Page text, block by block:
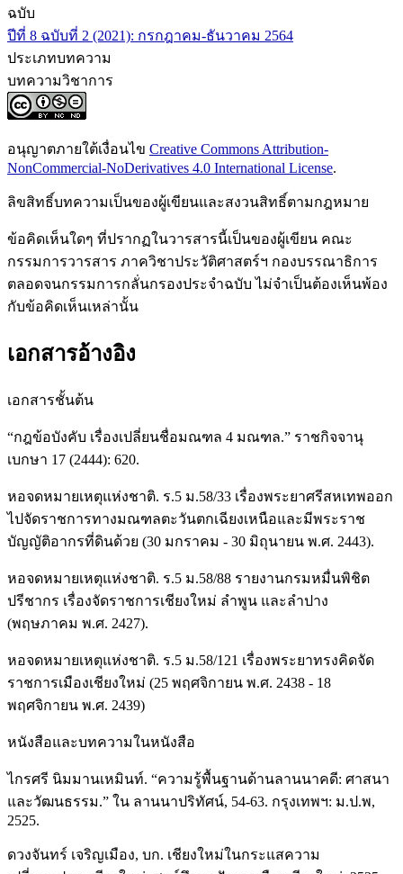
ฉบับ
ปีที่ 8 ฉบับที่ 2 (2021): กรกฎาคม-ธันวาคม 2564
ประเภทบทความ
บทความวิชาการ
อนุญาตภายใต้เงื่อนไข Creative Commons Attribution-
NonCommercial-NoDerivatives 4.0 International License.
ลิขสิทธิ์บทความเป็นของผู้เขียนและสงวนสิทธิ์ตามกฎหมาย
ข้อคิดเห็นใดๆ ที่ปรากฏในวารสารนี้เป็นของผู้เขียน คณะ
กรรมการวารสาร ภาควิชาประวัติศาสตร์ฯ กองบรรณาธิการ
ตลอดจนกรรมการกลั่นกรองประจำฉบับ ไม่จำเป็นต้องเห็นพ้อง
กับข้อคิดเห็นเหล่านั้น
เอกสารอ้างอิง
เอกสารชั้นต้น
“กฎข้อบังคับ เรื่องเปลี่ยนชื่อมณฑล 4 มณฑล.” ราชกิจจานุ
เบกษา 17 (2444): 620.
หอจดหมายเหตุแห่งชาติ. ร.5 ม.58/33 เรื่องพระยาศรีสหเทพออก
ไปจัดราชการทางมณฑลตะวันตกเฉียงเหนือและมีพระราช
บัญญัติอากรที่ดินด้วย (30 มกราคม - 30 มิถุนายน พ.ศ. 2443).
หอจดหมายเหตุแห่งชาติ. ร.5 ม.58/88 รายงานกรมหมื่นพิชิต
ปรีชากร เรื่องจัดราชการเชียงใหม่ ลำพูน และลำปาง
(พฤษภาคม พ.ศ. 2427).
หอจดหมายเหตุแห่งชาติ. ร.5 ม.58/121 เรื่องพระยาทรงคิดจัด
ราชการเมืองเชียงใหม่ (25 พฤศจิกายน พ.ศ. 2438 - 18
พฤศจิกายน พ.ศ. 2439)
หนังสือและบทความในหนังสือ
ไกรศรี นิมมานเหมินท์. “ความรู้พื้นฐานด้านลานนาคดี: ศาสนา
และวัฒนธรรม.” ใน ลานนาปริทัศน์, 54-63. กรุงเทพฯ: ม.ป.พ,
2525.
ดวงจันทร์ เจริญเมือง, บก. เชียงใหม่ในกระแสความ